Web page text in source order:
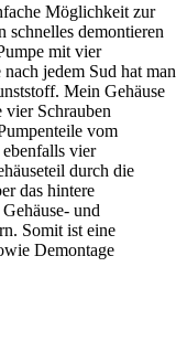
Möglichkeit zur
schnelles demontieren
mit vier
jedem Sud hat man
Mein Gehäuse
vier Schrauben
vom
vier
durch die
das hintere
und
Somit ist eine
Demontage